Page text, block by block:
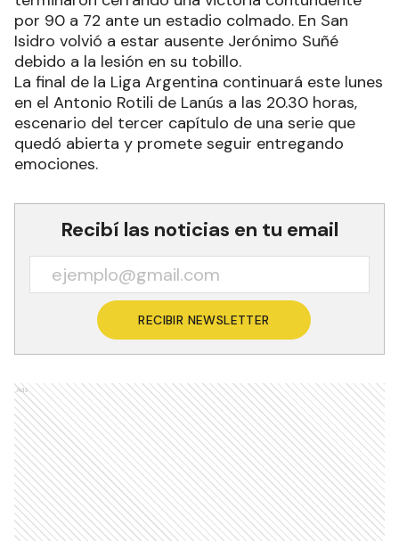
por 90 a 72 ante un estadio colmado. En San
Isidro volvió a estar ausente Jerónimo Suñé
debido a la lesión en su tobillo.
La final de la Liga Argentina continuará este lunes
en el Antonio Rotili de Lanús a las 20.30 horas,
escenario del tercer capítulo de una serie que
quedó abierta y promete seguir entregando
emociones.
Recibí las noticias en tu email
RECIBIR NEWSLETTER
Ads